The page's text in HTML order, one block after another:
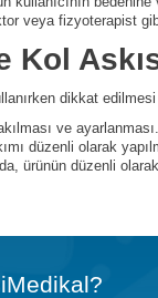
veya fizyoterapist
Kol
dikkat
ve ayarlanması.
düzenli olarak
ürünün düzenli